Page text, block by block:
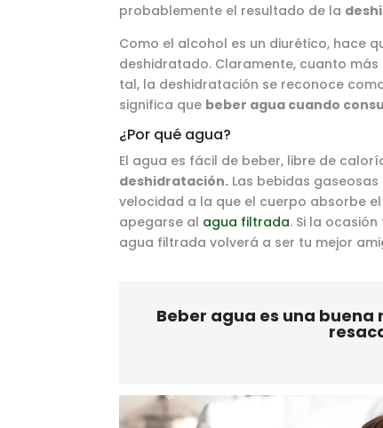
probablemente el resultado de la
Como el alcohol es un diurético, hace
deshidratado. Claramente, cuanto
tal, la deshidratación se reconoce
significa que beber agua cuando
¿Por qué agua?
El agua es fácil de beber, libre de
deshidratación. Las bebidas
velocidad a la que el cuerpo absorbe
apegarse al agua filtrada. Si la
agua filtrada volverá a ser tu mejor
Beber agua es una